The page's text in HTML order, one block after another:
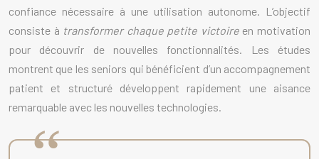
confiance nécessaire à une utilisation autonome. L’objectif
consiste à transformer chaque petite victoire en motivation
pour découvrir de nouvelles fonctionnalités. Les études
montrent que les seniors qui bénéficient d’un accompagnement
patient et structuré développent rapidement une aisance
remarquable avec les nouvelles technologies.